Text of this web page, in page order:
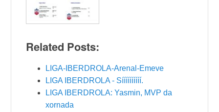
Related Posts:
LIGA-IBERDROLA-Arenal-Emeve
LIGA IBERDROLA - Síííííííííí.
LIGA IBERDROLA: Yasmin, MVP da
xornada